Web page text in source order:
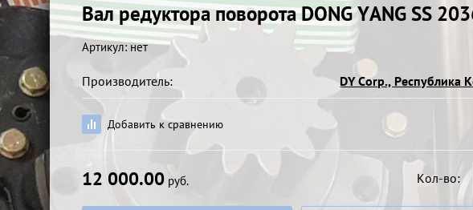
Вал редуктора поворота DONG YANG SS
Артикул:нет
Производитель: DY Corp., Республика
Добавить к сравнению
12 000.00 руб. Кол-во: